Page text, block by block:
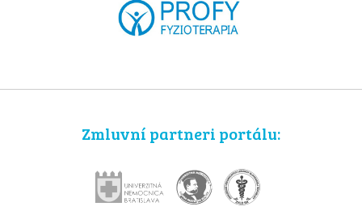
Zmluvní partneri portálu: